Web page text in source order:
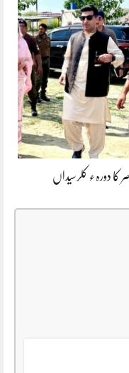
کا دورہء کلرسیداں